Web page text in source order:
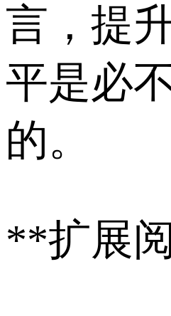
言，提
平是必
的。
**扩展